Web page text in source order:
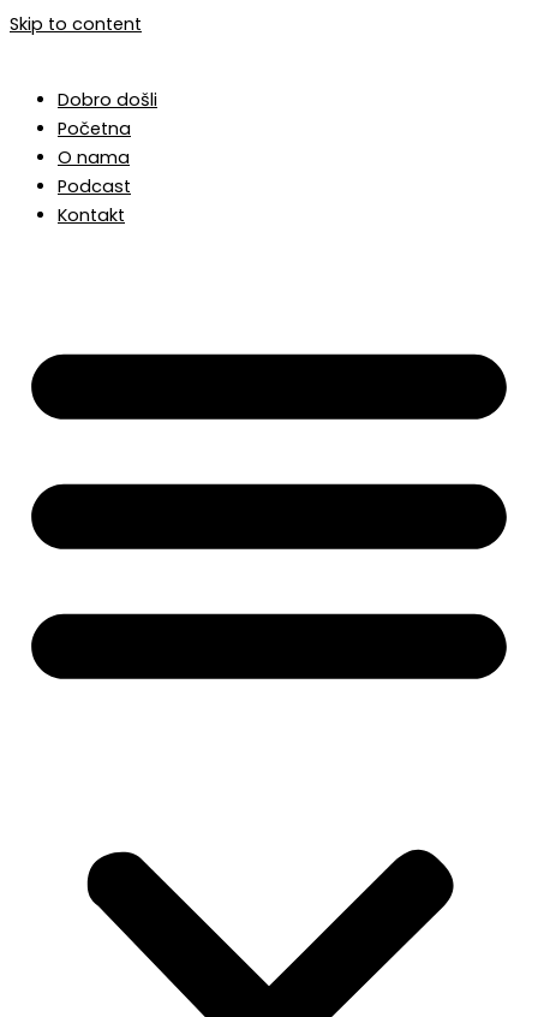
Skip to content
Dobro došli
Početna
O nama
Podcast
Kontakt